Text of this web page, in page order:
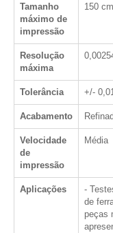
Tamanho
máximo de
impressão
150
Resolução
máxima
Tolerância +/-
Acabamento
Velocidade
de
impressão
Média
Aplicações
-
de
peças